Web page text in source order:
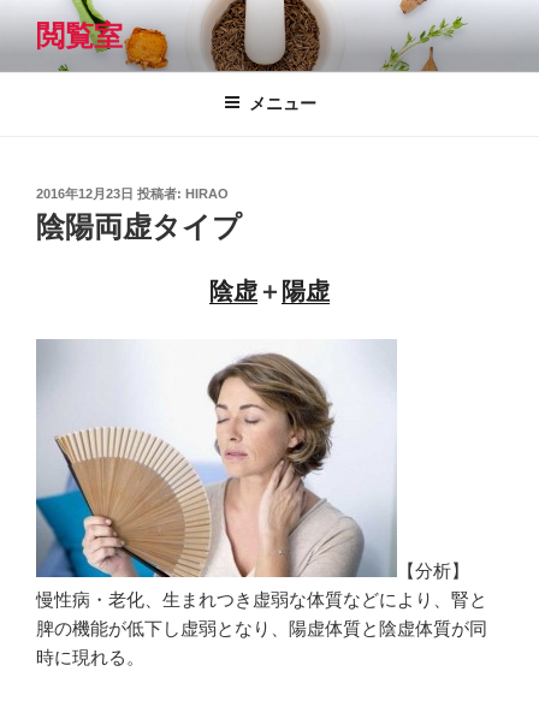
テ
閲覧室
メニュー
投
稿
日:
2016年12月23日 投稿者: HIRAO
陰陽両虚タイプ
陰虚＋ 陽虚
【分析】
慢性病・老化、生まれつき虚弱な体質などにより、腎と
脾の機能が低下し虚弱となり、陽虚体質と陰虚体質が同
時に現れる。